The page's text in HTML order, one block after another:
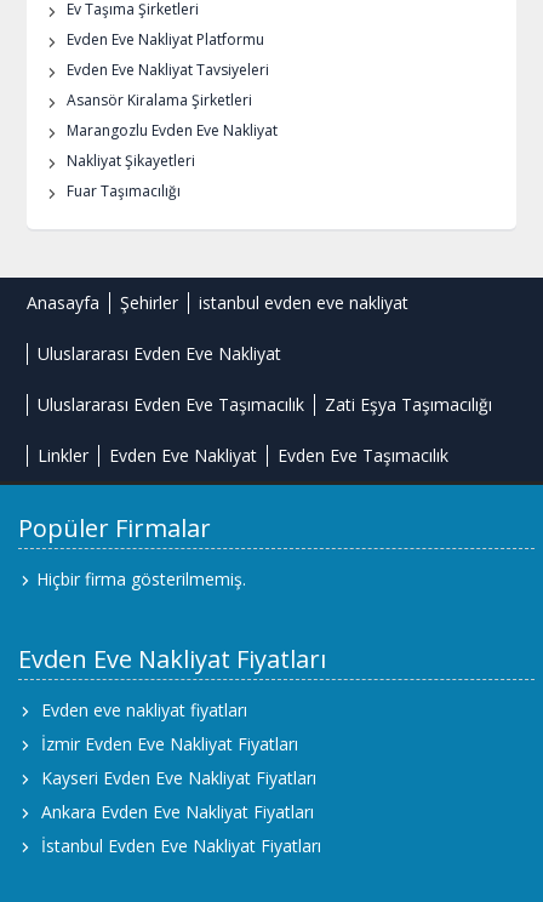
Ev Taşıma Şirketleri
Evden Eve Nakliyat Platformu
Evden Eve Nakliyat Tavsiyeleri
Asansör Kiralama Şirketleri
Marangozlu Evden Eve Nakliyat
Nakliyat Şikayetleri
Fuar Taşımacılığı
Anasayfa Şehirler istanbul evden eve nakliyat
Uluslararası Evden Eve Nakliyat
Uluslararası Evden Eve Taşımacılık Zati Eşya Taşımacılığı
Linkler Evden Eve Nakliyat Evden Eve Taşımacılık
Popüler Firmalar
Hiçbir firma gösterilmemiş.
Evden Eve Nakliyat Fiyatları
Evden eve nakliyat fiyatları
İzmir Evden Eve Nakliyat Fiyatları
Kayseri Evden Eve Nakliyat Fiyatları
Ankara Evden Eve Nakliyat Fiyatları
İstanbul Evden Eve Nakliyat Fiyatları